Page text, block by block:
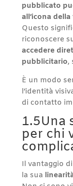
pubblicato
all’icona
Questo
riconoscere
accedere
pubblicitario,
È un modo
l’identità
di contatto
1.5Una
per chi
Il vantaggio
la sua